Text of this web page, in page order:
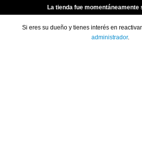
La tienda fue momentáneamente
Si eres su dueño y tienes interés en
administrador.